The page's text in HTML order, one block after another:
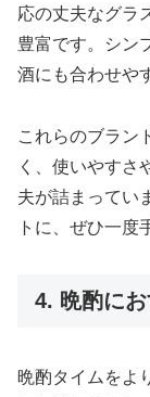
応の丈夫なグラ
豊富です。シン
酒にも合わせや
これらのブラン
く、使いやすさ
夫が詰まってい
トに、ぜひ一度
4. 晩酌に
晩酌タイムをよ